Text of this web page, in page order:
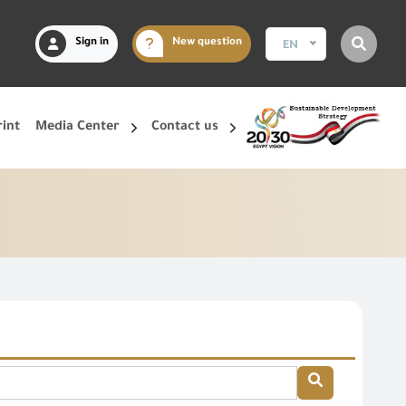
Sign in New question EN
Media Center Contact us